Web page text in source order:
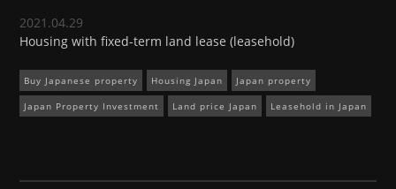
2021.04.29
Housing with fixed-term land lease (leasehold)
Buy Japanese property Housing Japan Japan property
Japan Property Investment Land price Japan Leasehold in Japan